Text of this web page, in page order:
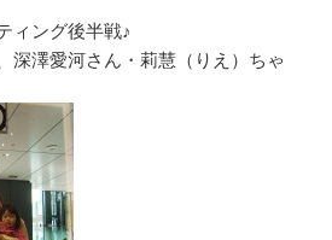
ィング後半戦♪
深澤愛河さん・莉慧（りえ）ちゃ